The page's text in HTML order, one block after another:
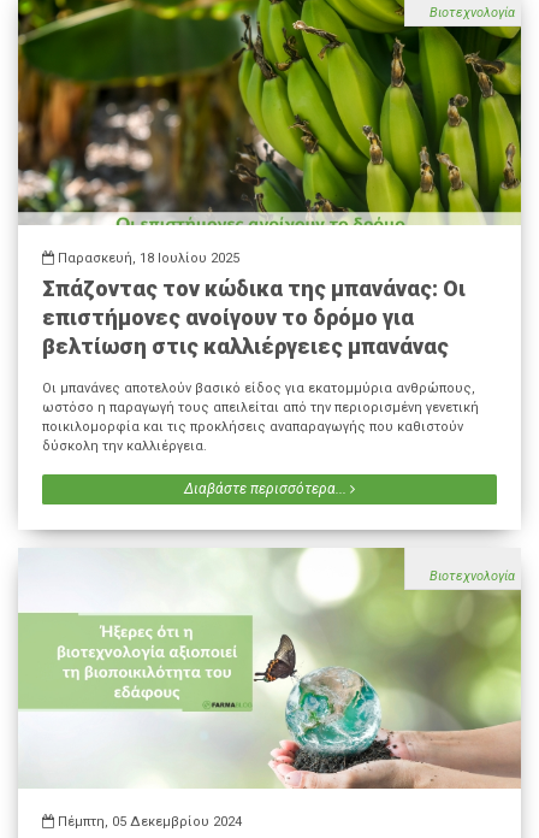
Βιοτεχνολογία
Παρασκευή, 18 Ιουλίου 2025
Σπάζοντας τον κώδικα της μπανάνας: Οι
επιστήμονες ανοίγουν το δρόμο για
βελτίωση στις καλλιέργειες μπανάνας
Οι μπανάνες αποτελούν βασικό είδος για εκατομμύρια ανθρώπους,
ωστόσο η παραγωγή τους απειλείται από την περιορισμένη γενετική
ποικιλομορφία και τις προκλήσεις αναπαραγωγής που καθιστούν
δύσκολη την καλλιέργεια.
Διαβάστε περισσότερα...
Βιοτεχνολογία
Πέμπτη, 05 Δεκεμβρίου 2024